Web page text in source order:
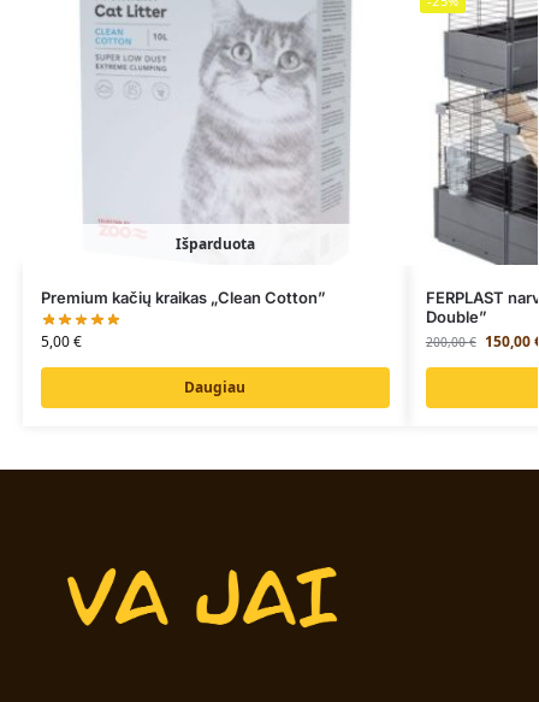
Išparduota
Premium kačių kraikas „Clean Cotton”
5,00€
Daugiau
FERPLAST
Double”
200,00€ 150,00